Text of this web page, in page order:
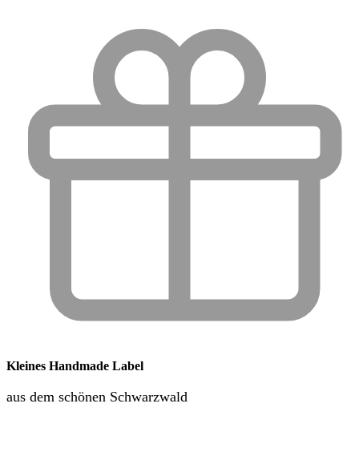
Kleines Handmade Label
aus dem schönen Schwarzwald